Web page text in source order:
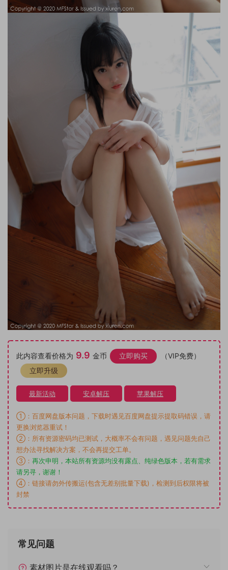
此内容查看价格为 9.9 金币 立即购买
（VIP免费）
立即升级
最新活动 安卓解压 苹果解压
①：百度网盘版本问题，下载时遇见百度网盘提示提取码错误，请
更换浏览器重试！
②：所有资源密码均已测试，大概率不会有问题，遇见问题先自己
想办法寻找解决方案，不会再提交工单。
③： 再次申明，本站所有资源均没有露点、纯绿色版本，若有需求
请另寻，谢谢！
④：链接请勿外传搬运(包含无差别批量下载)，检测到后权限将被
封禁
常见问题
素材图片是在线观看吗？